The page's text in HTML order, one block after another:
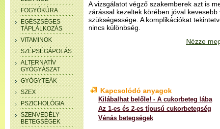
FOGYÓKÚRA
EGÉSZSÉGES
TÁPLÁLKOZÁS
VITAMINOK
SZÉPSÉGÁPOLÁS
ALTERNATÍV
GYÓGYÁSZAT
GYÓGYTEÁK
SZEX
PSZICHOLÓGIA
SZENVEDÉLY-
BETEGSÉGEK
A vizsgálatot végző szakemberek azt is
zárással kezeltek körében jóval
szükségessége. A komplikációkat
nincs különbség.
Nézze
Kapcsolódó anyagok
Kilábalhat belőle! - A cukorbeteg lába
Az 1-es és 2-es típusú cukorbetegség
Vénás betegségek